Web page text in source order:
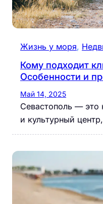
Жизнь у моря,
Кому подходит
Особенности и
Май 14, 2025
Севастополь — это
и культурный